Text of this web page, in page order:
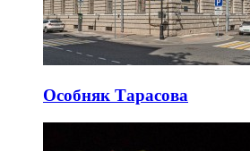
Особняк Тарасова